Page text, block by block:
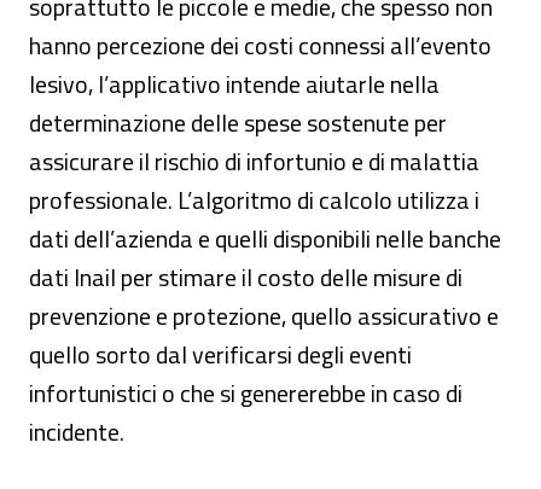
hanno percezione dei costi connessi all’evento
lesivo, l’applicativo intende aiutarle nella
determinazione delle spese sostenute per
assicurare il rischio di infortunio e di malattia
professionale. L’algoritmo di calcolo utilizza i
dati dell’azienda e quelli disponibili nelle banche
dati Inail per stimare il costo delle misure di
prevenzione e protezione, quello assicurativo e
quello sorto dal verificarsi degli eventi
infortunistici o che si genererebbe in caso di
incidente.